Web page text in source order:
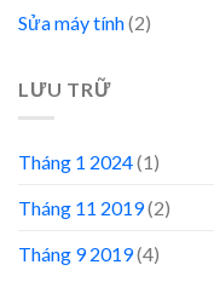
Sửa máy tính(2)
LƯU TRỮ
Tháng 1 2024(1)
Tháng 11 2019(2)
Tháng 9 2019(4)